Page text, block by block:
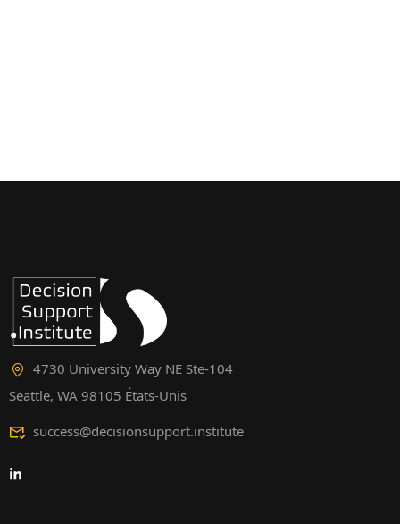
4730 University Way NE Ste-104
Seattle, WA 98105 États-Unis
success@decisionsupport.institute